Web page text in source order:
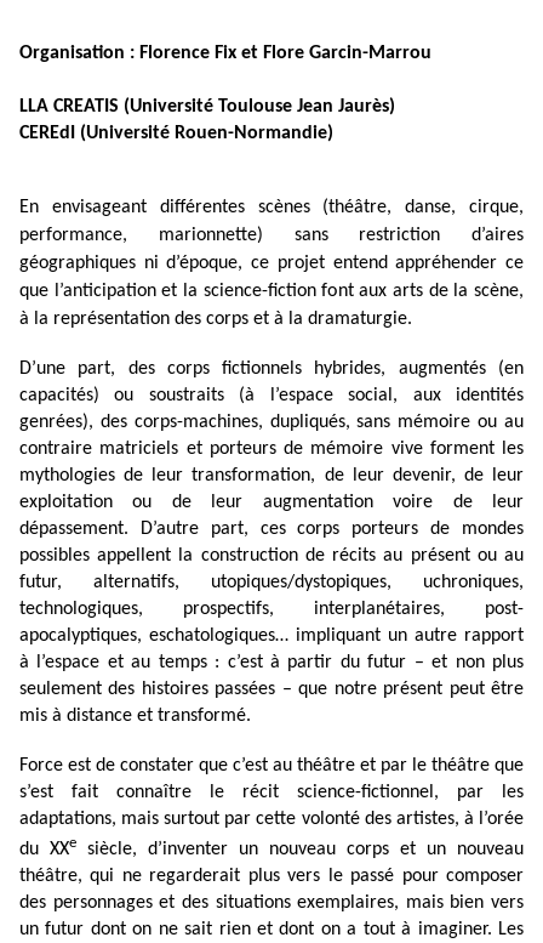
Organisation : Florence Fix et Flore Garcin-Marrou
LLA CREATIS (Université Toulouse Jean Jaurès)
CEREdI (Université Rouen-Normandie)
En envisageant différentes scènes (théâtre, danse, cirque,
performance, marionnette) sans restriction d’aires
géographiques ni d’époque, ce projet entend appréhender ce
que l’anticipation et la science-fiction font aux arts de la scène,
à la représentation des corps et à la dramaturgie.
D’une part, des corps fictionnels hybrides, augmentés (en
capacités) ou soustraits (à l’espace social, aux identités
genrées), des corps-machines, dupliqués, sans mémoire ou au
contraire matriciels et porteurs de mémoire vive forment les
mythologies de leur transformation, de leur devenir, de leur
exploitation ou de leur augmentation voire de leur
dépassement. D’autre part, ces corps porteurs de mondes
possibles appellent la construction de récits au présent ou au
futur, alternatifs, utopiques/dystopiques, uchroniques,
technologiques, prospectifs, interplanétaires, post-
apocalyptiques, eschatologiques… impliquant un autre rapport
à l’espace et au temps : c’est à partir du futur – et non plus
seulement des histoires passées – que notre présent peut être
mis à distance et transformé.
Force est de constater que c’est au théâtre et par le théâtre que
s’est fait connaître le récit science-fictionnel, par les
adaptations, mais surtout par cette volonté des artistes, à l’orée
du XXe
siècle, d’inventer un nouveau corps et un nouveau
théâtre, qui ne regarderait plus vers le passé pour composer
des personnages et des situations exemplaires, mais bien vers
un futur dont on ne sait rien et dont on a tout à imaginer. Les